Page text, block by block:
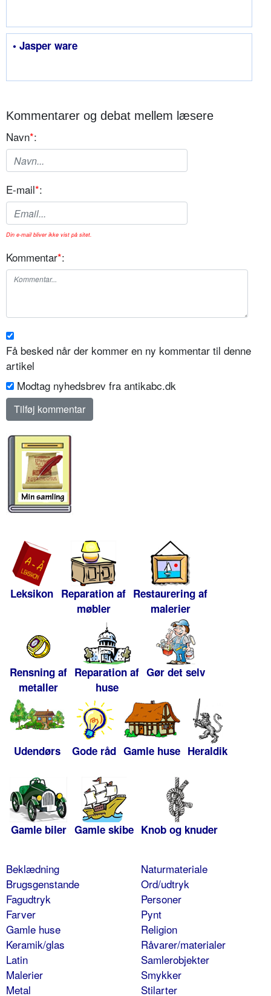
• Jasper ware
Kommentarer og debat mellem læsere
Navn*:
E-mail*:
Din e-mail bliver ikke vist på sitet.
Kommentar*:
Få besked når der kommer en ny kommentar til denne
artikel
Modtag nyhedsbrev fra antikabc.dk
Leksikon Reparation af
møbler
Restaurering af
malerier
Rensning af
metaller
Reparation af
huse
Gør det selv
Udendørs Gode råd Gamle huse Heraldik
Gamle biler Gamle skibe Knob og knuder
Beklædning
Brugsgenstande
Fagudtryk
Farver
Gamle huse
Keramik/glas
Latin
Malerier
Metal
Naturmateriale
Ord/udtryk
Personer
Pynt
Religion
Råvarer/materialer
Samlerobjekter
Smykker
Stilarter